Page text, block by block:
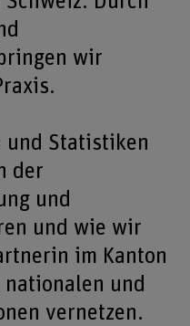
wir
und Statistiken
der
und
und wie wir
im Kanton
und
vernetzen.